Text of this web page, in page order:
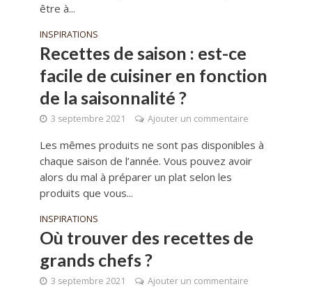
être à...
INSPIRATIONS
Recettes de saison : est-ce
facile de cuisiner en fonction
de la saisonnalité ?
3 septembre 2021 Ajouter un commentaire
Les mêmes produits ne sont pas disponibles à
chaque saison de l’année. Vous pouvez avoir
alors du mal à préparer un plat selon les
produits que vous...
INSPIRATIONS
Où trouver des recettes de
grands chefs ?
3 septembre 2021 Ajouter un commentaire